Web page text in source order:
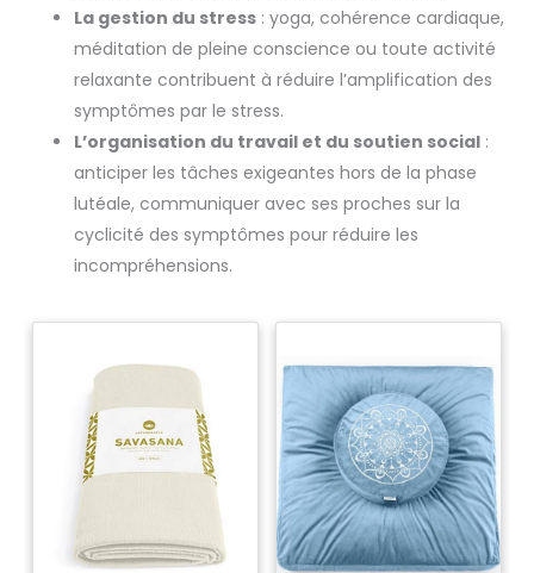
La gestion du stress : yoga, cohérence cardiaque,
méditation de pleine conscience ou toute activité
relaxante contribuent à réduire l’amplification des
symptômes par le stress.
L’organisation du travail et du soutien social :
anticiper les tâches exigeantes hors de la phase
lutéale, communiquer avec ses proches sur la
cyclicité des symptômes pour réduire les
incompréhensions.